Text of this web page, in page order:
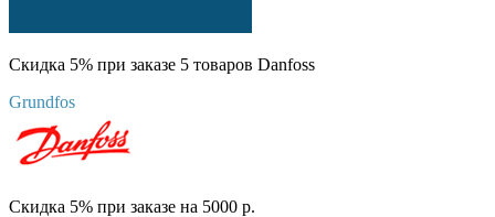
Скидка 5% при заказе 5 товаров Danfoss
Grundfos
Скидка 5% при заказе на 5000 р.